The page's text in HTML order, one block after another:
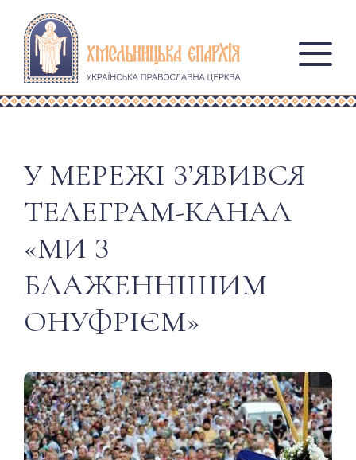
У МЕРЕЖІ ЗʼЯВИВСЯ
ТЕЛЕГРАМ-КАНАЛ
«МИ З
БЛАЖЕННІШИМ
ОНУФРІЄМ»